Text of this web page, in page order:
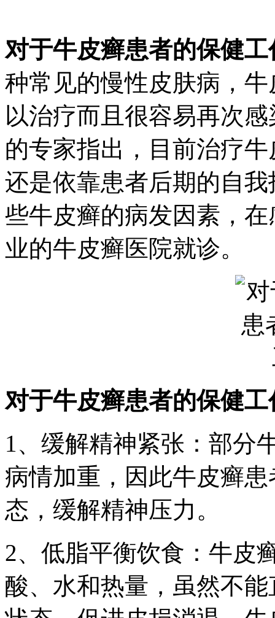
对于牛皮癣患者的保健工
种常见的慢性皮肤病，
以治疗而且很容易再次
的专家指出，目前治疗
还是依靠患者后期的自
些牛皮癣的病发因素，
业的牛皮癣医院就诊。
对于牛皮癣患者的保健工
1、缓解精神紧张：部分
病情加重，因此牛皮癣
态，缓解精神压力。
2、低脂平衡饮食：牛皮
酸、水和热量，虽然不